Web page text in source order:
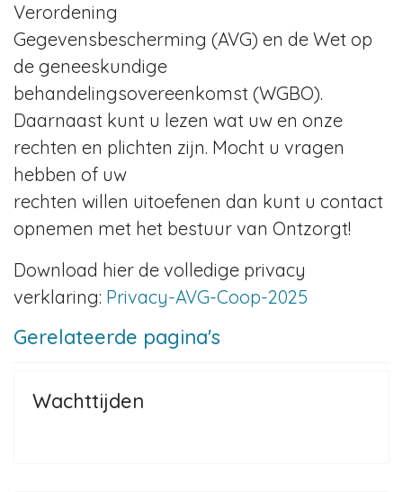
Verordening
Gegevensbescherming (AVG) en de Wet op
de geneeskundige
behandelingsovereenkomst (WGBO).
Daarnaast kunt u lezen wat uw en onze
rechten en plichten zijn. Mocht u vragen
hebben of uw
rechten willen uitoefenen dan kunt u contact
opnemen met het bestuur van Ontzorgt!
Download hier de volledige privacy
verklaring: Privacy-AVG-Coop-2025
Gerelateerde pagina's
Wachttijden